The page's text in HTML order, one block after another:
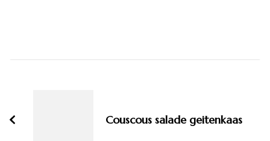
Couscous salade geitenkaas